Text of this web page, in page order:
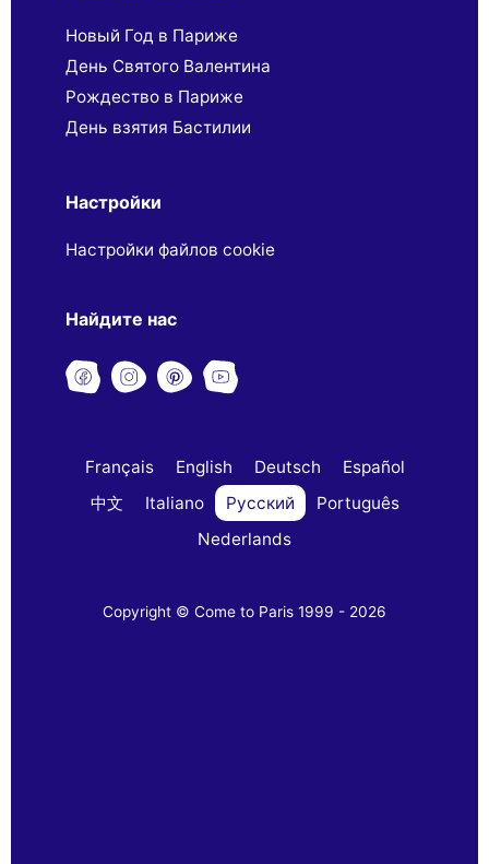
Новый Год в Париже
День Святого Валентина
Рождество в Париже
День взятия Бастилии
Настройки
Настройки файлов cookie
Найдите нас
Français English Deutsch
Español
中文
Italiano Русский
Português
Nederlands
Copyright © Come to Paris 1999 - 2026